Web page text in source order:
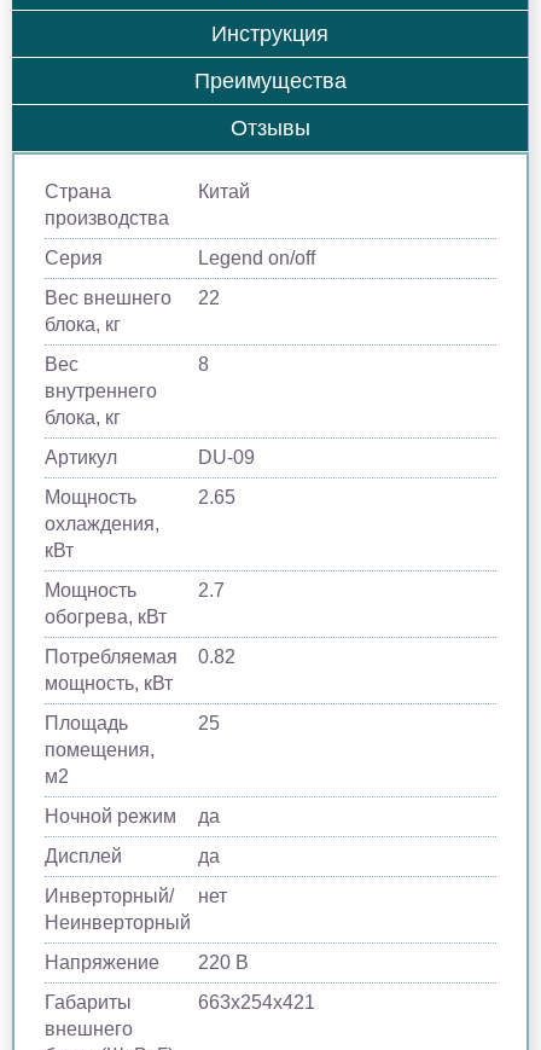
Инструкция
Преимущества
Отзывы
Страна
производства
Китай
Серия
Legend on/off
Вес внешнего
блока, кг
22
Вес
внутреннего
блока, кг
8
Артикул
DU-09
Мощность
охлаждения,
кВт
2.65
Мощность
обогрева, кВт
2.7
Потребляемая
мощность, кВт
0.82
Площадь
помещения,
м2
25
Ночной режим
да
Дисплей
да
Инверторный/
Неинверторный
нет
Напряжение
220 В
Габариты
внешнего
663х254х421